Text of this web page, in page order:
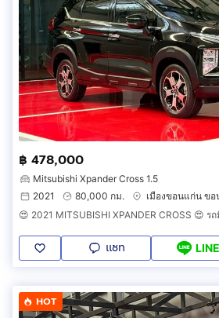
฿ 478,000
Mitsubishi Xpander Cross 1.5
2021
80,000 กม.
เมืองขอนแก่น ข
แชท LINE
HOT